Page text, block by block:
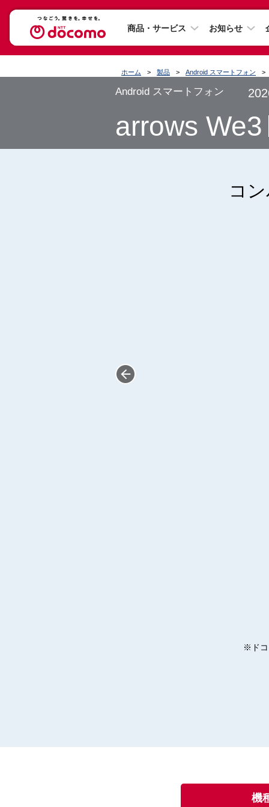
商品・サービス お知らせ
ホーム 製品 Android スマートフォン
Android スマートフォン
arrows
コ
※ドコ
機